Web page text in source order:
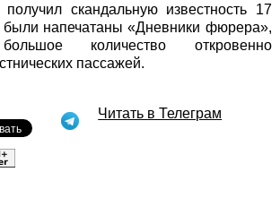
скандальную известность 17
были напечатаны «Дневники фюрера»,
количество откровенно
пассажей.
Читать в Телеграм